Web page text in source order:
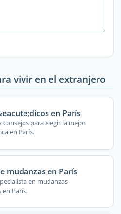
vivir en el extranjero
en París
consejos para elegir la mejor
en París.
mudanzas en París
en mudanzas
París.